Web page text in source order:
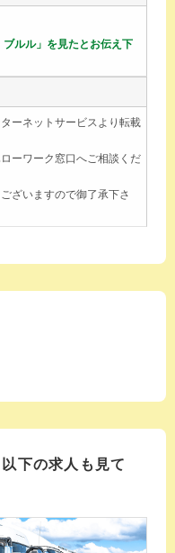
ルル」を見たとお伝え下
ーネットサービスより転載
ーワーク窓口へご相談くだ
ざいますので御了承下さ
下の求人も見て